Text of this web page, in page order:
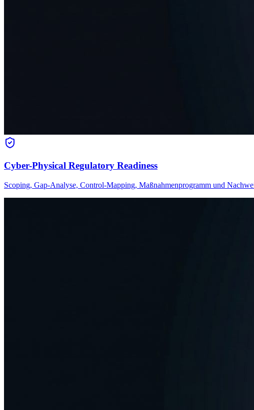
Cyber-Physical Regulatory Readiness
Scoping, Gap-Analyse, Control-Mapping, Maßnahmenprogramm und